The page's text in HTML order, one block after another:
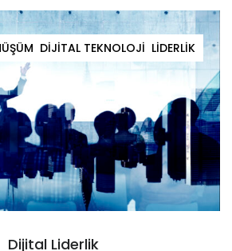
DIJITAL TEKNOLOJI LIDERLIK
Dijital Liderlik